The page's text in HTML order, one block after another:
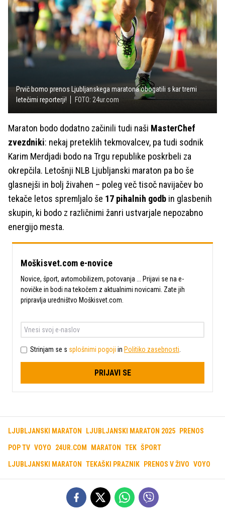
Prvič bomo prenos Ljubljanskega maratona obogatili s kar tremi
letečimi reporterji!
FOTO: 24ur.com
Maraton bodo dodatno začinili tudi naši MasterChef
zvezdniki: nekaj preteklih tekmovalcev, pa tudi sodnik
Karim Merdjadi bodo na Trgu republike poskrbeli za
okrepčila. Letošnji NLB Ljubljanski maraton pa bo še
glasnejši in bolj živahen – poleg več tisoč navijačev bo
tekače letos spremljalo še 17 pihalnih godb in glasbenih
skupin, ki bodo z različnimi žanri ustvarjale nepozabno
energijo mesta.
Moškisvet.com e-novice
Novice, šport, avtomobilizem, potovanja ... Prijavi se na e-
novičke in bodi na tekočem z aktualnimi novicami. Zate jih
pripravlja uredništvo Moškisvet.com.
Strinjam se s splošnimi pogoji in Politiko zasebnosti
PRIJAVI SE
LJUBLJANSKI MARATON LJUBLJANSKI MARATON 2025 PRENOS
POP TV VOYO 24UR.COM MARATON TEK ŠPORT
LJUBLJANSKI MARATON TEKAŠKI PRAZNIK PRENOS V ŽIVO VOYO